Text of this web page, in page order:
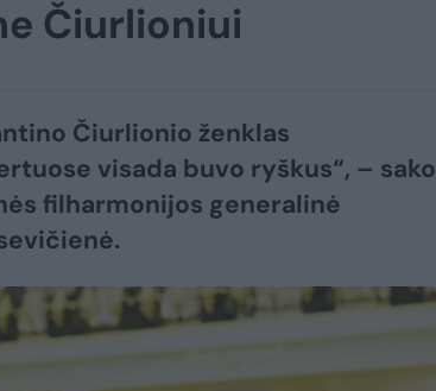
Čiurlioniui
Čiurlionio ženklas
visada buvo ryškus“, – sako
filharmonijos generalinė